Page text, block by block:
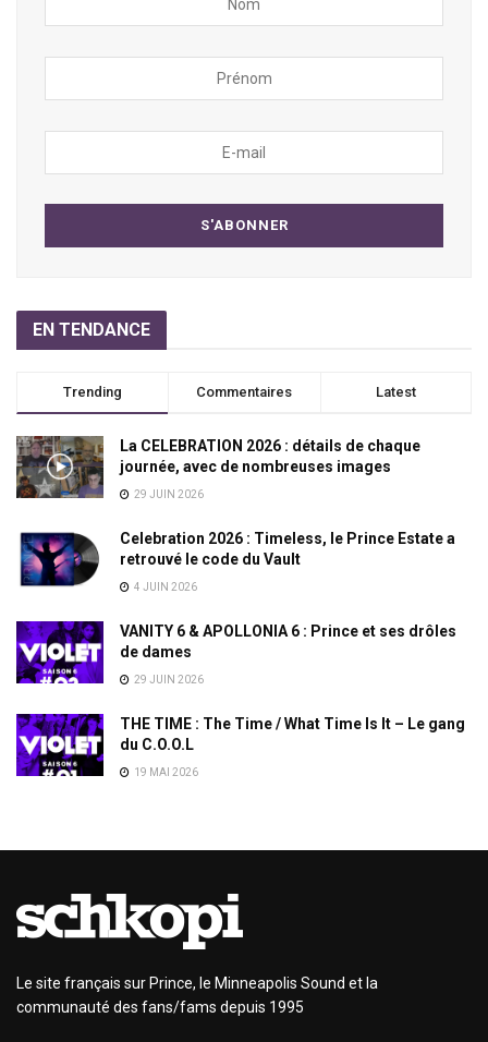
EN TENDANCE
Trending Commentaires Latest
La CELEBRATION 2026 : détails de chaque
journée, avec de nombreuses images
29 JUIN 2026
Celebration 2026 : Timeless, le Prince Estate a
retrouvé le code du Vault
4 JUIN 2026
VANITY 6 & APOLLONIA 6 : Prince et ses drôles
de dames
29 JUIN 2026
THE TIME : The Time / What Time Is It – Le gang
du C.O.O.L
19 MAI 2026
Le site français sur Prince, le Minneapolis Sound et la
communauté des fans/fams depuis 1995